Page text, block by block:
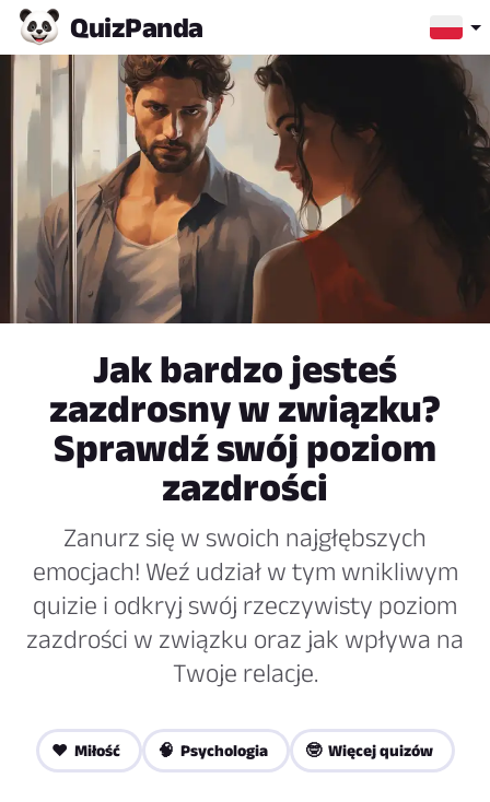
QuizPanda
Jak bardzo jesteś
zazdrosny w związku?
Sprawdź swój poziom
zazdrości
Zanurz się w swoich najgłębszych
emocjach! Weź udział w tym wnikliwym
quizie i odkryj swój rzeczywisty poziom
zazdrości w związku oraz jak wpływa na
Twoje relacje.
❤️ Miłość 🧠 Psychologia 🤓 Więcej quizów